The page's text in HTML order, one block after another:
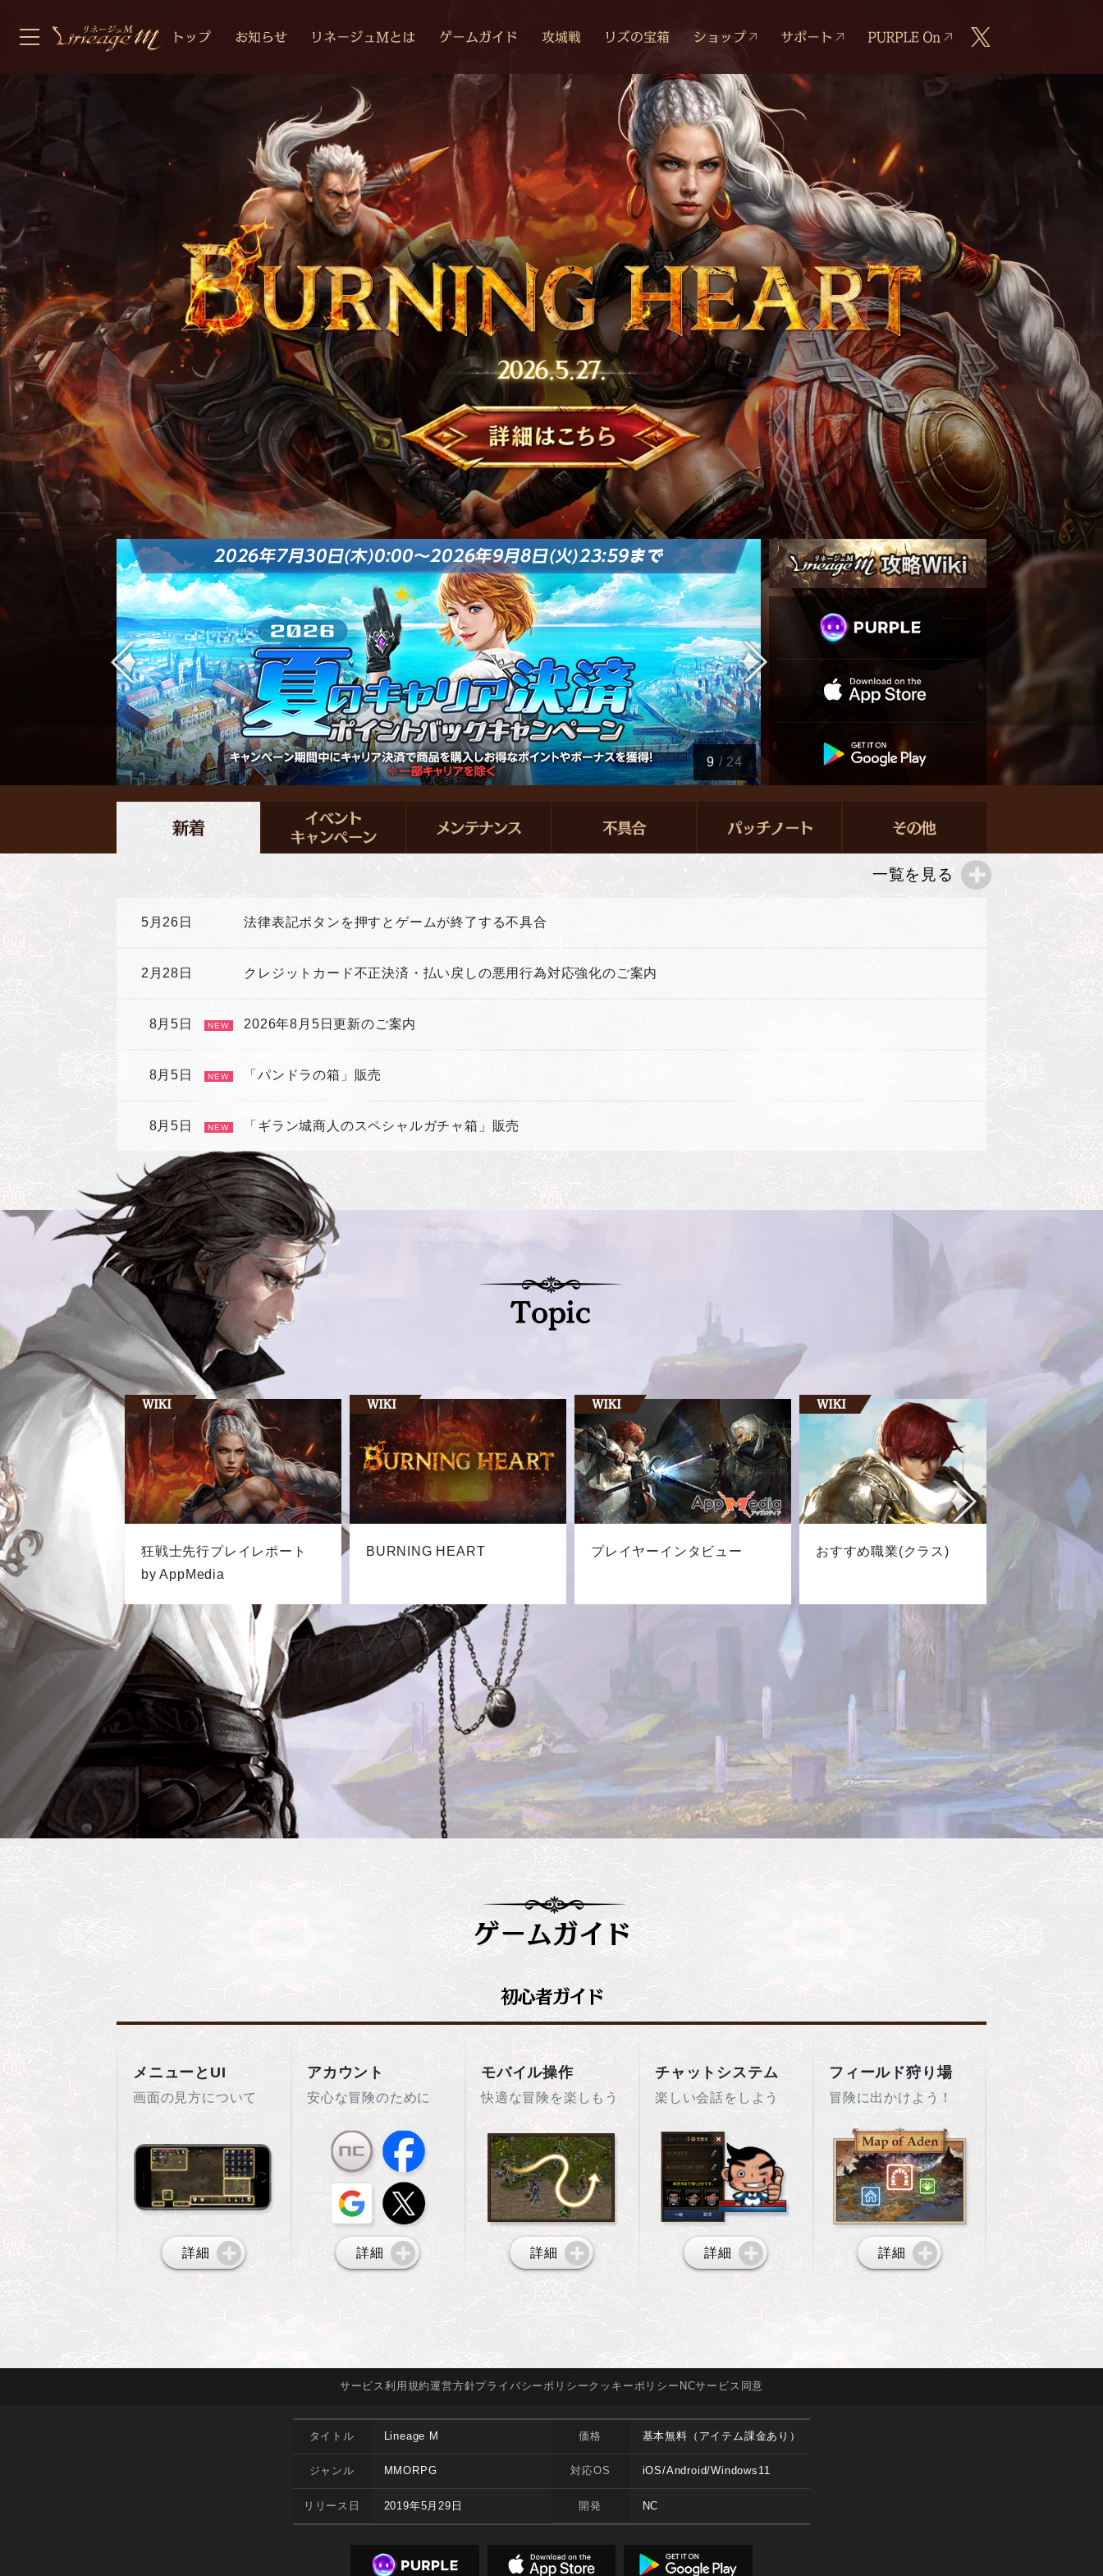
9 / 24
一覧を見る
5月26日 法律表記ボタンを押すとゲームが終了する不具合
2月28日 クレジットカード不正決済・払い戻しの悪用行為対応強化のご案内
8月5日 NEW 2026年8月5日更新のご案内
8月5日 NEW 「パンドラの箱」販売
8月5日 NEW 「ギラン城商人のスペシャルガチャ箱」販売
狂戦士先行プレイレポート
by AppMedia
BURNING HEART プレイヤーインタビュー おすすめ職業(クラス) 最新キ
メニューとUI
画面の見方について
詳細
アカウント
安心な冒険のために
詳細
モバイル操作
快適な冒険を楽しもう
詳細
チャットシステム
楽しい会話をしよう
詳細
フィールド狩り場
冒険に出かけよう！
詳細
サービス利用規約運営方針プライバシーポリシークッキーポリシー NCサービス 同意
タイトル Lineage M
ジャンル MMORPG
リリース日 2019年5月29日
価格 基本無料（アイテム課金あり）
対応OS iOS/Android/Windows11
開発 NC